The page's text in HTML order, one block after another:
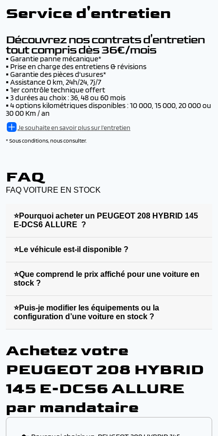
véhicule (en + de son assurance)
▪️ Remboursement de la franchise en cas d’accident,
jusqu’à 500€ par accident, avec ou sans tiers identifié
▪️ Livraison par camion -Tarif nous consulter
▪️ Livraison dans notre concession de Morvillars -
Service d'entretien
Découvrez nos contrats d'entretien
tout compris dès 36€/mois
▪️ Garantie panne mécanique*
▪️ Prise en charge des entretiens & révisions
▪️ Garantie des pièces d'usures*
▪️ Assistance 0 km, 24h/24, 7j/7
▪️ 1er contrôle technique offert
▪️ 3 durées au choix : 36, 48 ou 60 mois
▪️ 4 options kilométriques disponibles : 10 000, 15 000, 20 000 ou
30 00 Km / an
Je souhaite en savoir plus sur l'entretien
* Sous conditions, nous consulter.
FAQ
FAQ VOITURE EN STOCK
⭐Pourquoi acheter un PEUGEOT 208 HYBRID 145
E-DCS6 ALLURE ?
⭐Le véhicule est-il disponible ?
⭐Que comprend le prix affiché pour une voiture en
stock ?
⭐Puis-je modifier les équipements ou la
configuration d’une voiture en stock ?
Achetez votre
PEUGEOT 208 HYBRID
145 E-DCS6 ALLURE
par mandataire